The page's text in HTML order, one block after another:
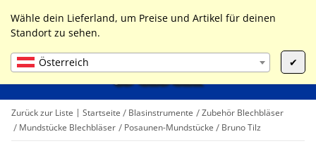
Wähle dein Lieferland, um Preise und Artikel für deinen
Standort zu sehen.
Österreich ✔
Liste ist leer
Zurück zur Liste Startseite Blasinstrumente
Zubehör Blechbläser
Mundstücke Blechbläser
Posaunen-Mundstücke Bruno Tilz